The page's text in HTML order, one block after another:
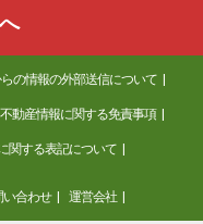
の情報の外部送信について
不動産情報に関する免責事項
関する表記について
い合わせ 運営会社